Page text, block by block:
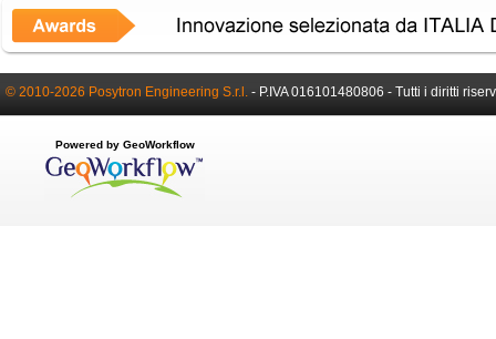
© 2010-2026 Posytron Engineering S.r.l. - P.IVA 016101480806 - Tutti i diritti
Powered by GeoWorkflow